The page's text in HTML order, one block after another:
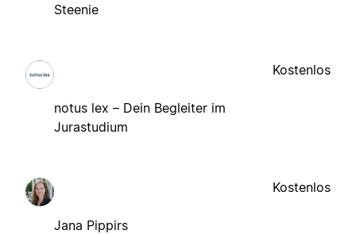
Steenie
notus lex – Dein Begleiter im
Jurastudium
Kostenlos
Jana Pippirs
Kostenlos